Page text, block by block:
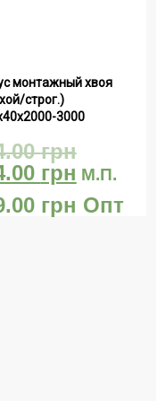
монтажный хвоя
строг.)
3000
грн
грн М.П.
грн Опт